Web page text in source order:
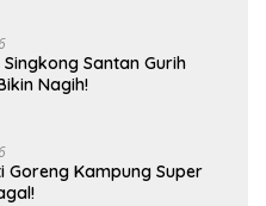
Singkong Santan Gurih
Nagih!
Goreng Kampung Super